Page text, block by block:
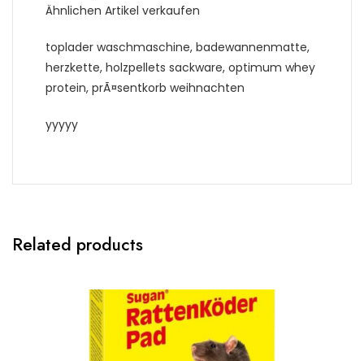
Ähnlichen Artikel verkaufen
toplader waschmaschine, badewannenmatte,
herzkette, holzpellets sackware, optimum whey
protein, prÃ¤sentkorb weihnachten
yyyyy
Related products